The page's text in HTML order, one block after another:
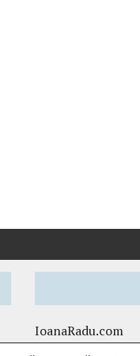
IoanaRadu.com